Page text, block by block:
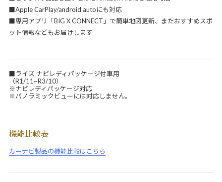
■Apple CarPlay/android autoにも対応
■専用アプリ「BIG X CONNECT」で簡単地図更新、またおすすめスポ
ット情報などもお届けします
■ライズ ナビレディパッケージ付車用
（R1/11~R3/10）
※ナビレディパッケージ対応
※パノラミックビューには対応しません。
機能比較表
カーナビ製品の機能比較はこちら